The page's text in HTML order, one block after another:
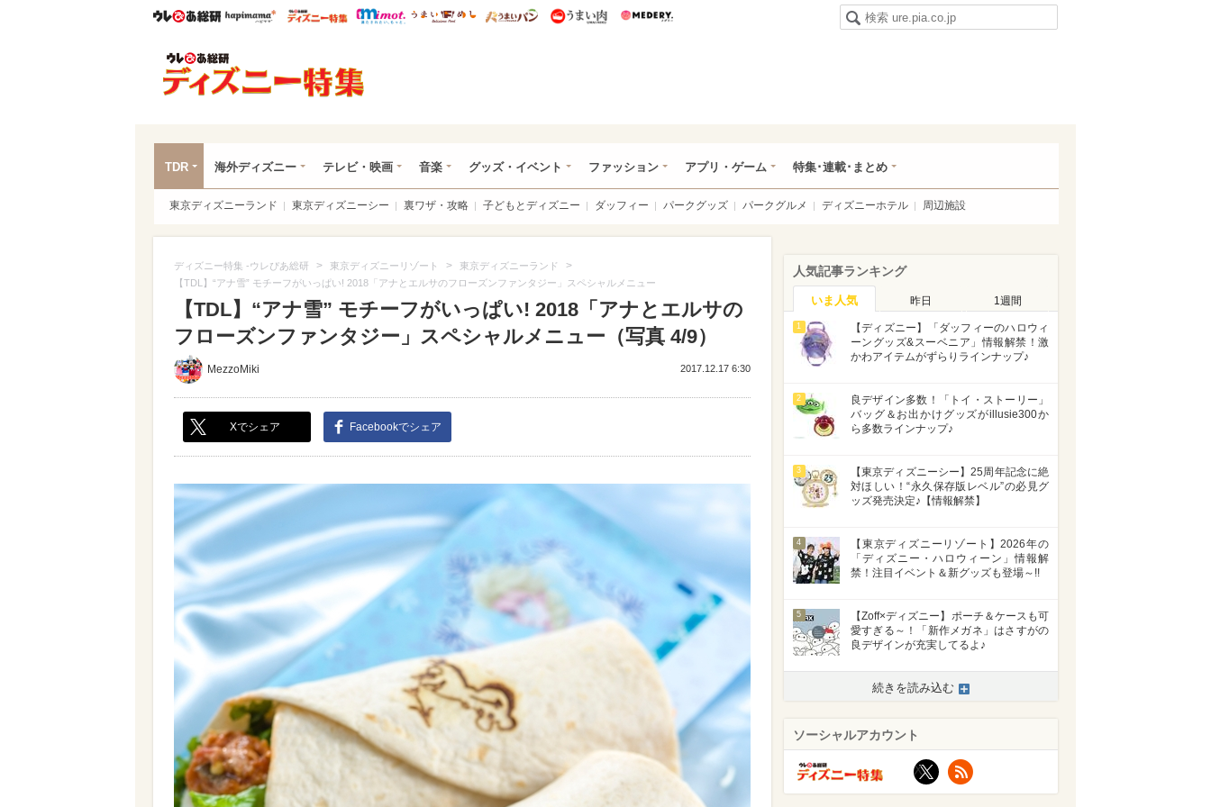
ウレぴあ総研ハピママ* ウレぴあ総研 ディズニー特集
mimot. うまいめし うまいパン うまい肉
TDR 海外ディズニー テレビ・映画 音楽 グッズ・イベント ファッション アプリ・ゲーム 特集･連載･まとめ
東京ディズニーランド 東京ディズニーシー 裏ワザ・攻略 子どもとディズニー ダッフィー パークグッズ パークグルメ ディズニーホテル 周辺施設
ディズニー特集 -ウレぴあ総研 > 東京ディズニーリゾート > 東京ディズニーランド >
【TDL】“アナ雪” モチーフがいっぱい! 2018「アナとエルサのフローズンファンタジー」スペシャルメニュー
【TDL】“アナ雪” モチーフがいっぱい! 2018「アナとエルサの
フローズンファンタジー」スペシャルメニュー（写真 4/9）
MezzoMiki 2017.12.17 6:30
Xでシェア Facebookでシェア
人気記事ランキング
いま人気 昨日 1週間
1
【ディズニー】「ダッフィーのハロウィ
ーングッズ&スーベニア」情報解禁！激
かわアイテムがずらりラインナップ♪
2
良デザイン多数！「トイ・ストーリー」
バッグ＆お出かけグッズがillusie300か
ら多数ラインナップ♪
3
【東京ディズニーシー】25周年記念に絶
対ほしい！“永久保存版レベル”の必見グ
ッズ発売決定♪【情報解禁】
4
【東京ディズニーリゾート】2026年の
「ディズニー・ハロウィーン」情報解
禁！注目イベント＆新グッズも登場～!!
5
【Zoff×ディズニー】ポーチ＆ケースも可
愛すぎる～！「新作メガネ」はさすがの
良デザインが充実してるよ♪
続きを読み込む
ソーシャルアカウント
X